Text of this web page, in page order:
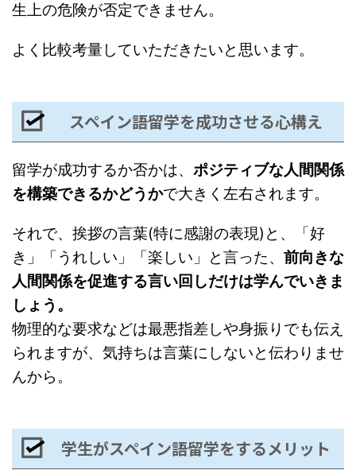
生上の危険が否定できません。
よく比較考量していただきたいと思います。
スペイン語留学を成功させる心構え
留学が成功するか否かは、 ポジティブな人間関係
を構築できるかどうかで大きく左右されます。
それで、挨拶の言葉(特に感謝の表現)と、「好
き」「うれしい」「楽しい」と言った、 前向きな
人間関係を促進する言い回しだけは学んでいきま
しょう。
物理的な要求などは最悪指差しや身振りでも伝え
られますが、気持ちは言葉にしないと伝わりませ
んから。
学生がスペイン語留学をするメリット